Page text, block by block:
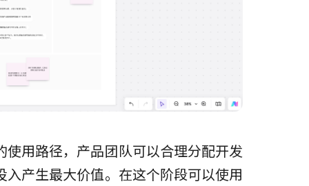
用路径，产品团队可以合理分配开发
产生最大价值。在这个阶段可以使用